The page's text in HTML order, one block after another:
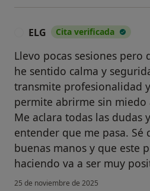
ELG Cita verificada
Llevo pocas sesiones
he sentido calma y
transmite profesionalidad
permite abrirme sin miedo
Me aclara todas las dudas
entender que me pasa. Sé
buenas manos y que este
haciendo va a ser muy
25 de noviembre de 2025